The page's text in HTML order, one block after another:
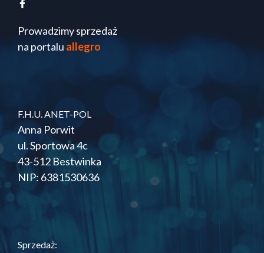
Prowadzimy sprzedaż
na portalu allegro
F.H.U. ANET-POL
Anna Porwit
ul. Sportowa 4c
43-512 Bestwinka
NIP: 6381530636
Sprzedaż: